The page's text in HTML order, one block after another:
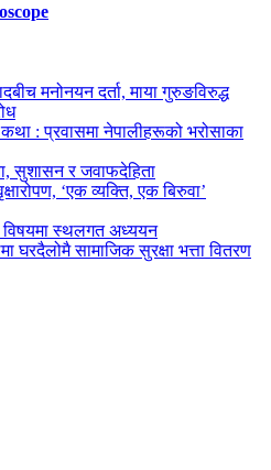
मनोनयन दर्ता, माया गुरुङविरुद्ध
: प्रवासमा नेपालीहरूको भरोसाका
सुशासन र जवाफदेहिता
‘एक व्यक्ति, एक बिरुवा’
विषयमा स्थलगत अध्ययन
घरदैलोमै सामाजिक सुरक्षा भत्ता वितरण